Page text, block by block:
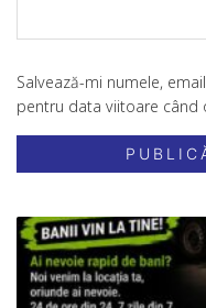
Salvează-mi numele,
pentru data viitoare când